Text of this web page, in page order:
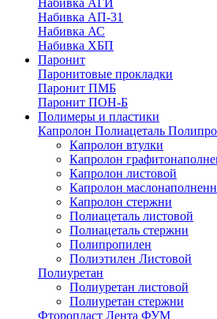
Набивка АГИ
Набивка АП-31
Набивка АС
Набивка ХБП
Паронит
Паронитовые прокладки
Паронит ПМБ
Паронит ПОН-Б
Полимеры и пластики
Капролон Полиацеталь
Капролон втулки
Капролон
Капролон листовой
Капролон
Капролон стержни
Полиацеталь листовой
Полиацеталь стержни
Полипропилен
Полиэтилен Листовой
Полиуретан
Полиуретан листовой
Полиуретан стержни
Фторопласт Лента ФУМ